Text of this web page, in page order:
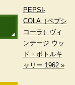
PEPSI-
COLA（ペプシ
コーラ）ヴィ
ンテージ ウッ
ド・ボトルキ
ャリー 1962 »